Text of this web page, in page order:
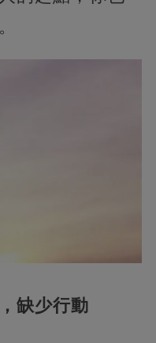
缺少行動